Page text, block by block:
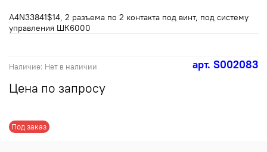
арт. S002083
Наличие: Нет в наличии
Под заказ
Цена по запросу
A4N33841$14, 2 разъема по 2 контакта под винт, под систему
управления ШК6000